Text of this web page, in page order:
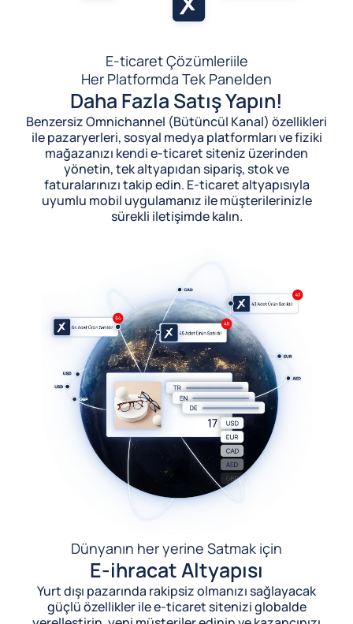
E-ticaret Çözümleriile
Her Platformda Tek Panelden
Daha Fazla Satış Yapın!
Benzersiz Omnichannel (Bütüncül Kanal) özellikleri
ile pazaryerleri, sosyal medya platformları ve fiziki
mağazanızı kendi e-ticaret siteniz üzerinden
yönetin, tek altyapıdan sipariş, stok ve
faturalarınızı takip edin. E-ticaret altyapısıyla
uyumlu mobil uygulamanız ile müşterilerinizle
sürekli iletişimde kalın.
Dünyanın her yerine Satmak için
E-ihracat Altyapısı
Yurt dışı pazarında rakipsiz olmanızı sağlayacak
güçlü özellikler ile e-ticaret sitenizi globalde